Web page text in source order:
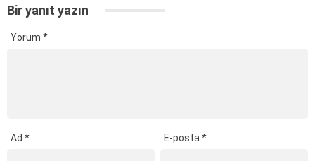
Bir yanıt yazın
Yorum *
Ad * E-posta*